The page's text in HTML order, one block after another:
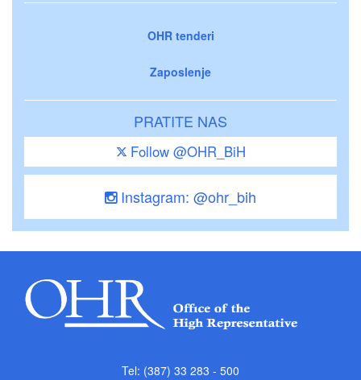
OHR tenderi
Zaposlenje
PRATITE NAS
Follow @OHR_BiH
Instagram: @ohr_bih
Tel: (387) 33 283 - 500